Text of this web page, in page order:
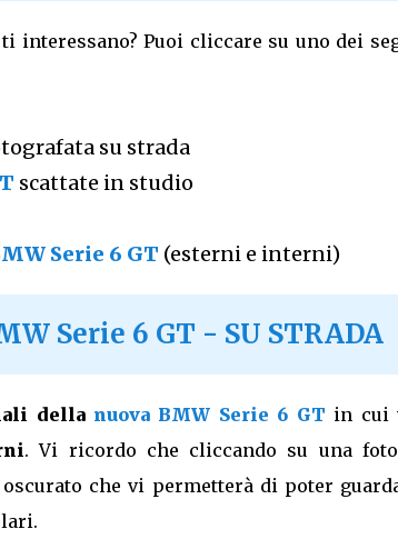
interessano? Puoi cliccare su uno dei
su strada
scattate in studio
Serie 6 GT (esterni e interni)
Serie 6 GT - SU STRADA
della nuova BMW Serie 6 GT in cui
. Vi ricordo che cliccando su una
che vi permetterà di poter